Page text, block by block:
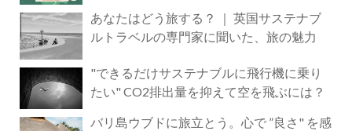
あなたはどう旅する？ ｜ 英国サステナブ
ルトラベルの専門家に聞いた、旅の魅力
"できるだけサステナブルに飛行機に乗り
たい" CO2排出量を抑えて空を飛ぶには？
バリ島ウブドに旅立とう。心で ”良さ" を感